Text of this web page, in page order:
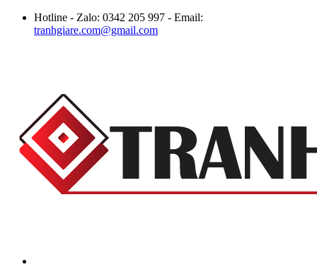
Hotline - Zalo: 0342 205 997 - Email:
tranhgiare.com@gmail.com